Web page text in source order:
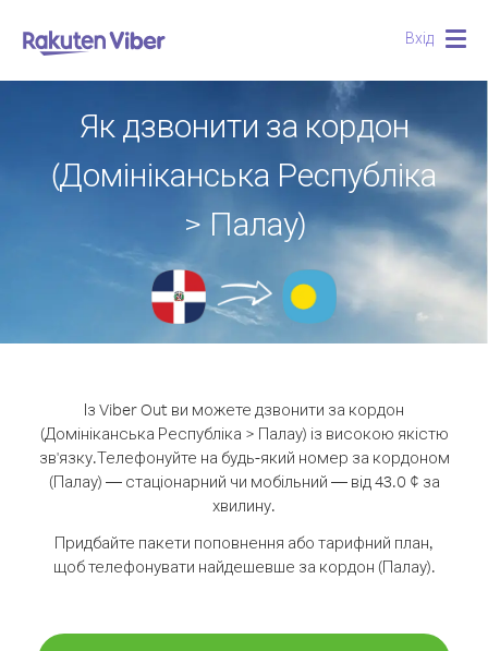
Вхід
Як дзвонити за кордон
(Домініканська Республіка
> Палау)
Із Viber Out ви можете дзвонити за кордон
(Домініканська Республіка > Палау) із високою якістю
зв'язку.Телефонуйте на будь-який номер за кордоном
(Палау) — стаціонарний чи мобільний — від 43.0 ¢ за
хвилину.
Придбайте пакети поповнення або тарифний план,
щоб телефонувати найдешевше за кордон (Палау).